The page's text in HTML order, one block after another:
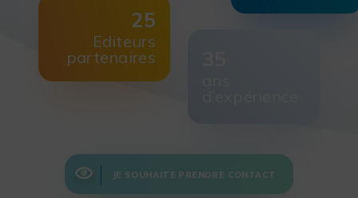
25
Editeurs
partenaires
JE SOUHAITE PRENDRE CONTACT